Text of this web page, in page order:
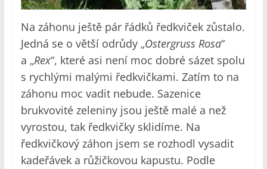
Na záhonu ještě pár řádků ředkviček zůstalo.
Jedná se o větší odrůdy „Ostergruss Rosa“
a „Rex“, které asi není moc dobré sázet spolu
s rychlými malými ředkvičkami. Zatím to na
záhonu moc vadit nebude. Sazenice
brukvovité zeleniny jsou ještě malé a než
vyrostou, tak ředkvičky sklidíme. Na
ředkvičkový záhon jsem se rozhodl vysadit
kadeřávek a růžičkovou kapustu. Podle